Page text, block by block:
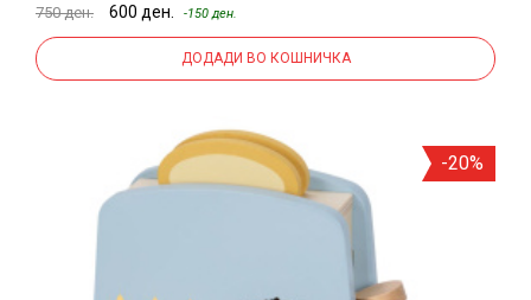
750 ден. 600 ден. -150 ден.
ДОДАДИ ВО КОШНИЧКА
-20%